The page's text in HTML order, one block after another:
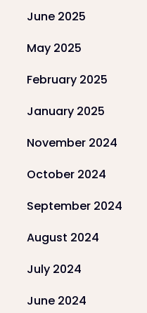
June 2025
May 2025
February 2025
January 2025
November 2024
October 2024
September 2024
August 2024
July 2024
June 2024